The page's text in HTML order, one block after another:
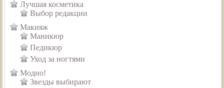
Лучшая косметика
Выбор редакции
Макияж
Маникюр
Педикюр
Уход за ногтями
Модно!
Звезды выбирают